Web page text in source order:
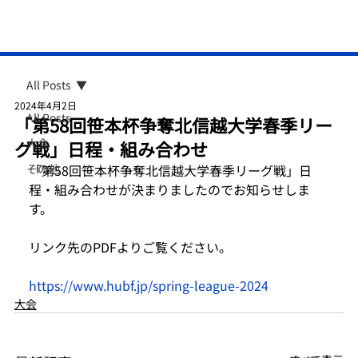
All Posts
大会
その他
All Posts
「第58回笹本杯争奪北信越大学春季リー
グ戦」日程・組み合わせ
2024年4月2日
「第58回笹本杯争奪北信越大学春季リーグ戦」日
程・組み合わせが決まりましたのでお知らせしま
す。
リンク先のPDFよりご覧ください。
https://www.hubf.jp/spring-league-2024
大会